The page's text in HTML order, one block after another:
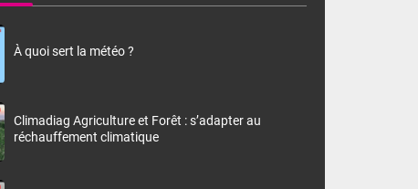
À quoi sert la météo ?
Climadiag Agriculture et Forêt : s’adapter au
réchauffement climatique